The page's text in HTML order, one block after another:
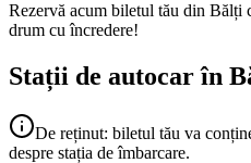
Rezervă acum biletul tău din Bălți
drum cu încredere!
Stații de autocar în
De reținut: biletul tău va
despre stația de îmbarcare.